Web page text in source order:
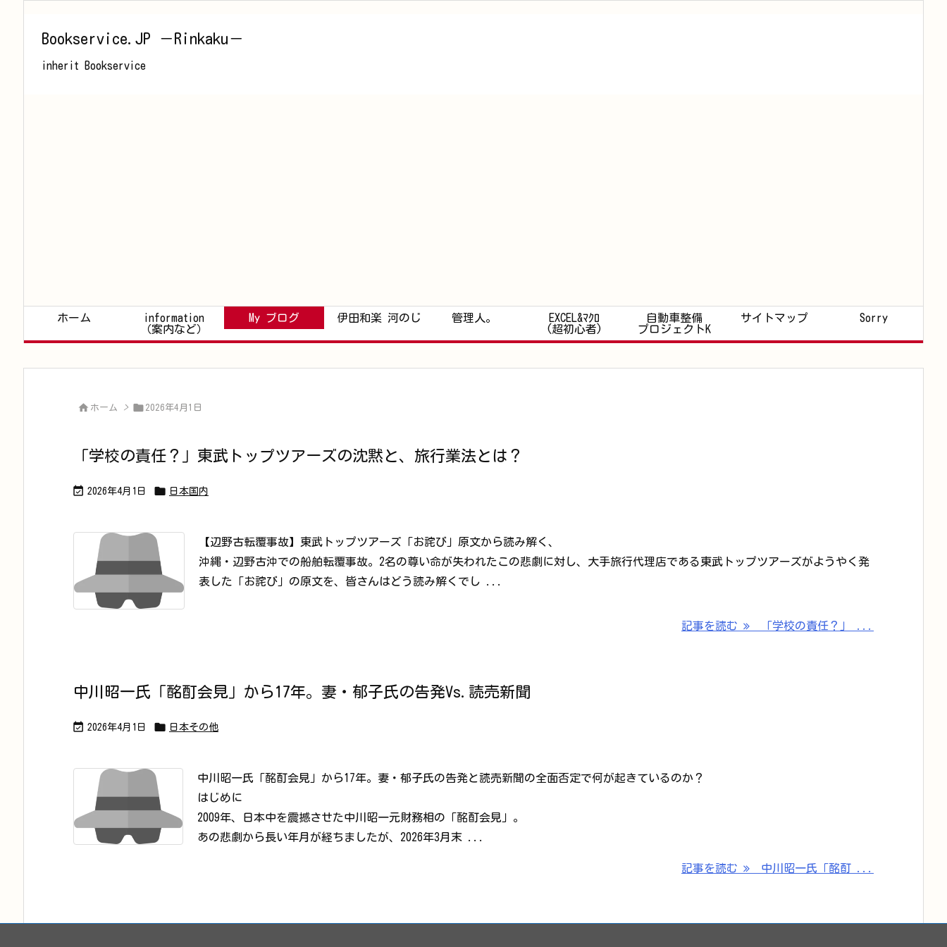
Bookservice.JP －Rinkaku－
inherit Bookservice
ホーム
information
（案内など）
My ブログ 伊田和楽 河のじ 管理人。
EXCEL&ﾏｸﾛ
(超初心者)
自動車整備
プロジェクトK
サイトマップ Sorry
 ホーム >  2026年4月1日
「学校の責任？」東武トップツアーズの沈黙と、旅行業法とは？
 2026年4月1日  日本国内
【辺野古転覆事故】東武トップツアーズ「お詫び」原文から読み解く、
沖縄・辺野古沖での船舶転覆事故。2名の尊い命が失われたこの悲劇に対し、大手旅行代理店である東武トップツアーズがようやく発
表した「お詫び」の原文を、皆さんはどう読み解くでし ...
記事を読む 「学校の責任？」 ...
中川昭一氏「酩酊会見」から17年。妻・郁子氏の告発Vs.読売新聞
 2026年4月1日  日本その他
中川昭一氏「酩酊会見」から17年。妻・郁子氏の告発と読売新聞の全面否定で何が起きているのか？
はじめに
2009年、日本中を震撼させた中川昭一元財務相の「酩酊会見」。
あの悲劇から長い年月が経ちましたが、2026年3月末 ...
記事を読む 中川昭一氏「酩酊 ...